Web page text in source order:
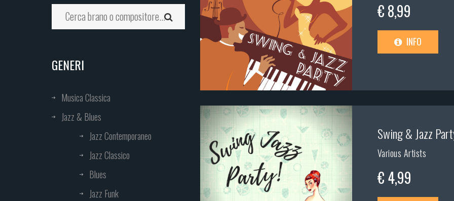
GENERI
Musica Classica
Jazz & Blues
Jazz Contemporaneo
Jazz Classico
Blues
Jazz Funk
€ 8,99
INFO
Swing & Jazz
Various Artists
€ 4,99